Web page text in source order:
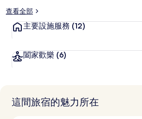
查看全部
主要設施服務 (12)
闔家歡樂 (6)
這間旅宿的魅力所在